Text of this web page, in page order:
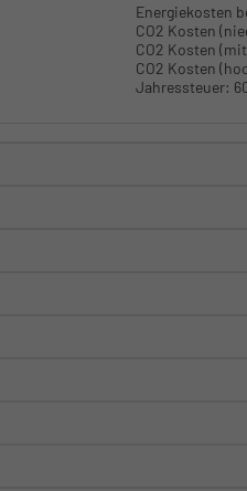
Energiekosten
CO2 Kosten
CO2 Kosten
CO2 Kosten
Jahressteuer: